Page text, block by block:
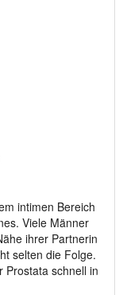
intimen Bereich
Viele Männer
ihrer Partnerin
selten die Folge.
Prostata schnell in